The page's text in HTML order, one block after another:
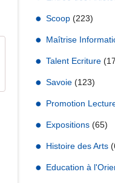
Scoop (223)
Maîtrise
Talent Ecriture
Savoie (123)
Promotion
Expositions (65)
Histoire des Arts
Education à